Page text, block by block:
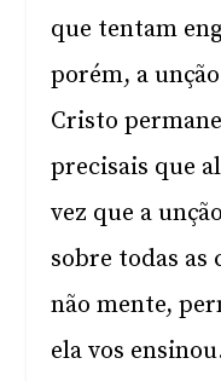
que tentam
porém, a
Cristo
precisais que
vez que a
sobre todas as
não mente,
ela vos